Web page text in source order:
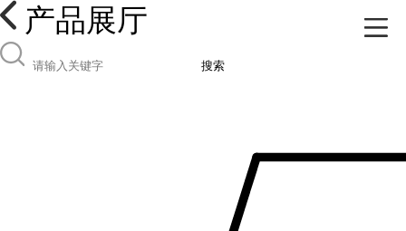
产品展厅
搜索